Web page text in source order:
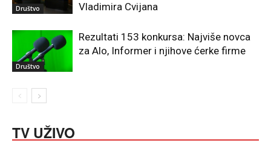
Društvo
Vladimira Cvijana
Društvo
Rezultati 153 konkursa: Najviše novca
za Alo, Informer i njihove ćerke firme
TV UŽIVO